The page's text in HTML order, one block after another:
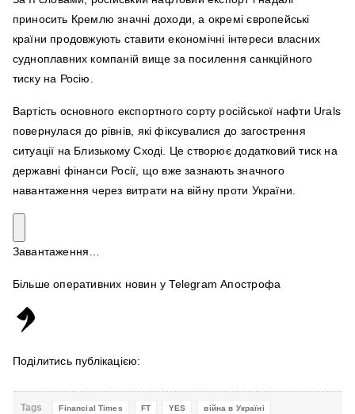
приносить Кремлю значні доходи, а окремі європейські
країни продовжують ставити економічні інтереси власних
судноплавних компаній вище за посилення санкційного
тиску на Росію.
Вартість основного експортного сорту російської нафти Urals
повернулася до рівнів, які фіксувалися до загострення
ситуації на Близькому Сході. Це створює додатковий тиск на
державні фінанси Росії, що вже зазнають значного
навантаження через витрати на війну проти України.
Завантаження…
Більше оперативних новин у Telegram Апострофа
Поділитись публікацією:
Tags Financial Times FT YES війна в Україні